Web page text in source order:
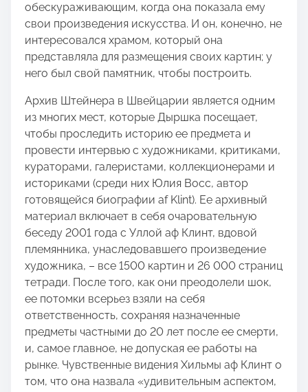
обескураживающим, когда она показала ему
свои произведения искусства. И он, конечно, не
интересовался храмом, который она
представляла для размещения своих картин; у
него был свой памятник, чтобы построить.
Архив Штейнера в Швейцарии является одним
из многих мест, которые Дыршка посещает,
чтобы проследить историю ее предмета и
провести интервью с художниками, критиками,
кураторами, галеристами, коллекционерами и
историками (среди них Юлия Восс, автор
готовящейся биографии af Klint). Ее архивный
материал включает в себя очаровательную
беседу 2001 года с Уллой аф Клинт, вдовой
племянника, унаследовавшего произведение
художника, – все 1500 картин и 26 000 страниц
тетради. После того, как они преодолели шок,
ее потомки всерьез взяли на себя
ответственность, сохраняя назначенные
предметы частными до 20 лет после ее смерти,
и, самое главное, не допуская ее работы на
рынке. Чувственные видения Хильмы аф Клинт о
том, что она назвала «удивительным аспектом,